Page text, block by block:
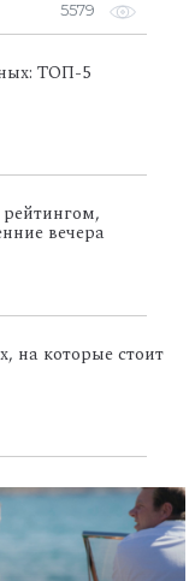
5579
ТОП-5
вечера
на которые стоит